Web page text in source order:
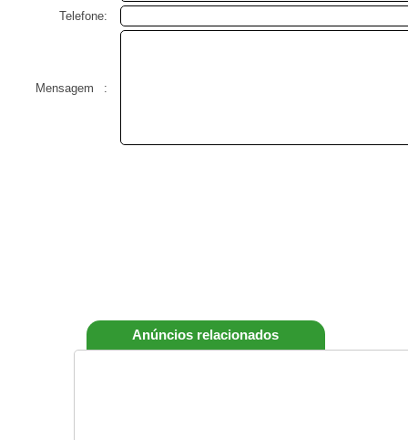
Telefone:
Mensagem :
Anúncios relacionados